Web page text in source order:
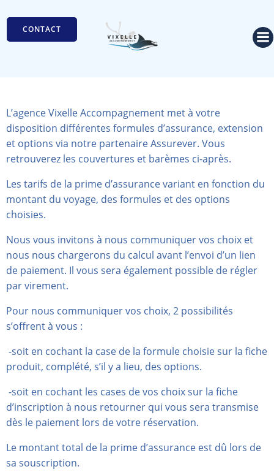
contenu
CONTACT
L’agence Vixelle Accompagnement met à votre
disposition différentes formules d’assurance, extension
et options via notre partenaire Assurever. Vous
retrouverez les couvertures et barèmes ci-après.
Les tarifs de la prime d’assurance variant en fonction du
montant du voyage, des formules et des options
choisies.
Nous vous invitons à nous communiquer vos choix et
nous nous chargerons du calcul avant l’envoi d’un lien
de paiement. Il vous sera également possible de régler
par virement.
Pour nous communiquer vos choix, 2 possibilités
s’offrent à vous :
-soit en cochant la case de la formule choisie sur la fiche
produit, complété, s’il y a lieu, des options.
-soit en cochant les cases de vos choix sur la fiche
d’inscription à nous retourner qui vous sera transmise
dès le paiement lors de votre réservation.
Le montant total de la prime d’assurance est dû lors de
sa souscription.